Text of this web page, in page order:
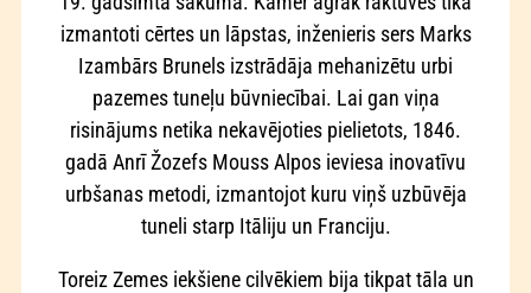
izmantoti cērtes un lāpstas, inženieris sers Marks
Izambārs Brunels izstrādāja mehanizētu urbi
pazemes tuneļu būvniecībai. Lai gan viņa
risinājums netika nekavējoties pielietots, 1846.
gadā Anrī Žozefs Mouss Alpos ieviesa inovatīvu
urbšanas metodi, izmantojot kuru viņš uzbūvēja
tuneli starp Itāliju un Franciju.
Toreiz Zemes iekšiene cilvēkiem bija tikpat tāla un